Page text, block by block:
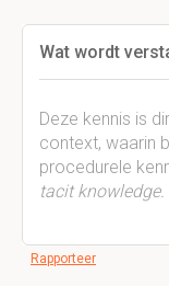
Wat wordt
Deze kennis is
context, waarin
procedurele
tacit knowledge.
Rapporteer